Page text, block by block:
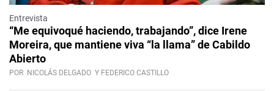
Entrevista
“Me equivoqué haciendo, trabajando”, dice Irene
Moreira, que mantiene viva “la llama” de Cabildo
Abierto
POR NICOLÁS DELGADO Y FEDERICO CASTILLO